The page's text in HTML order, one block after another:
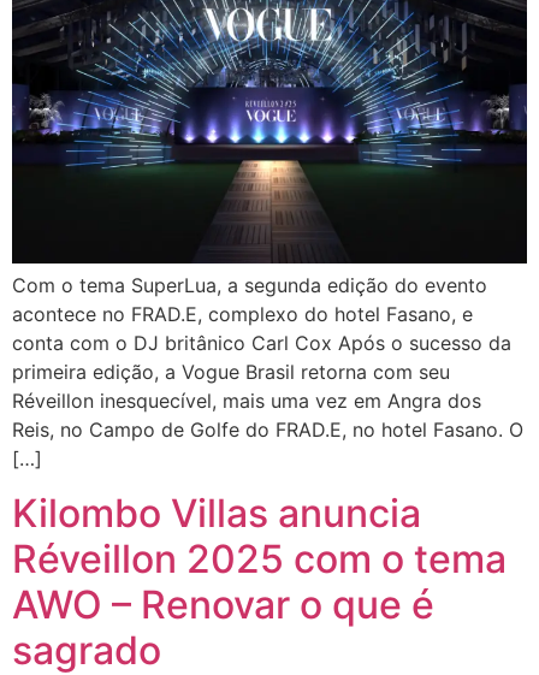
Com o tema SuperLua, a segunda edição do evento
acontece no FRAD.E, complexo do hotel Fasano, e
conta com o DJ britânico Carl Cox Após o sucesso da
primeira edição, a Vogue Brasil retorna com seu
Réveillon inesquecível, mais uma vez em Angra dos
Reis, no Campo de Golfe do FRAD.E, no hotel Fasano. O
[…]
Kilombo Villas anuncia
Réveillon 2025 com o tema
AWO – Renovar o que é
sagrado